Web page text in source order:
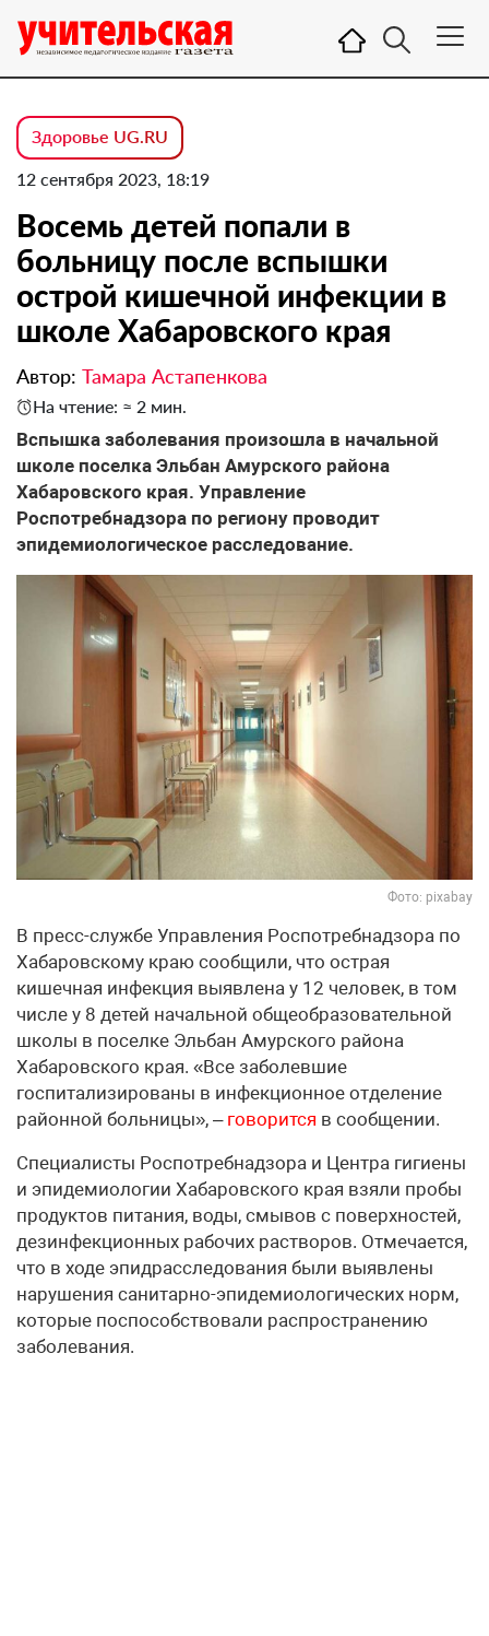
Здоровье UG.RU
12 сентября 2023, 18:19
Восемь детей попали в
больницу после вспышки
острой кишечной инфекции в
школе Хабаровского края
Автор: Тамара Астапенкова
На чтение: ≈ 2 мин.
Вспышка заболевания произошла в начальной
школе поселка Эльбан Амурского района
Хабаровского края. Управление
Роспотребнадзора по региону проводит
эпидемиологическое расследование.
Фото: pixabay
В пресс-службе Управления Роспотребнадзора по
Хабаровскому краю сообщили, что острая
кишечная инфекция выявлена у 12 человек, в том
числе у 8 детей начальной общеобразовательной
школы в поселке Эльбан Амурского района
Хабаровского края. «Все заболевшие
госпитализированы в инфекционное отделение
районной больницы», – говорится в сообщении.
Специалисты Роспотребнадзора и Центра гигиены
и эпидемиологии Хабаровского края взяли пробы
продуктов питания, воды, смывов с поверхностей,
дезинфекционных рабочих растворов. Отмечается,
что в ходе эпидрасследования были выявлены
нарушения санитарно-эпидемиологических норм,
которые поспособствовали распространению
заболевания.